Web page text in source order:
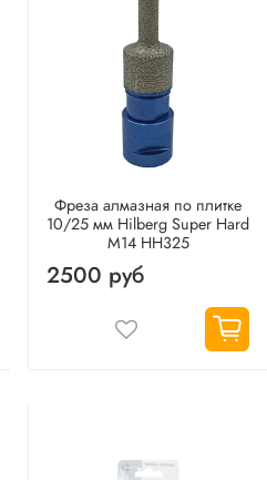
Фреза алмазная по плитке
10/25 мм Hilberg Super Hard
М14 HH325
2500 руб